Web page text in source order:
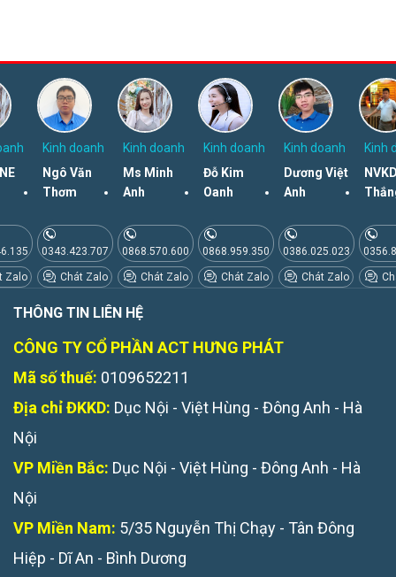
Zalo
Kinh doanh
Ngô Văn
Thơm
0343.423.707
Chát Zalo
Kinh doanh
Ms Minh
Anh
0868.570.600
Chát Zalo
Kinh doanh
Đỗ Kim
Oanh
0868.959.350
Chát Zalo
Kinh doanh
Dương Việt
Anh
0386.025.023
Chát Zalo
Kinh
THÔNG TIN LIÊN HỆ
CÔNG TY CỔ PHẦN ACT HƯNG PHÁT
Mã số thuế: 0109652211
Địa chỉ ĐKKD: Dục Nội - Việt Hùng - Đông Anh - Hà
Nội
VP Miền Bắc: Dục Nội - Việt Hùng - Đông Anh - Hà
Nội
VP Miền Nam: 5/35 Nguyễn Thị Chạy - Tân Đông
Hiệp - Dĩ An - Bình Dương